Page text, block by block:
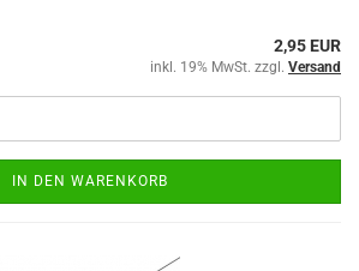
2,95 EUR
inkl. 19% MwSt. zzgl. Versand
IN DEN WARENKORB